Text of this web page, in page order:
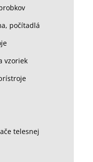
počítadlá
vzoriek
telesnej